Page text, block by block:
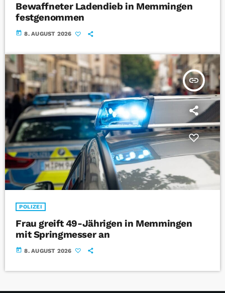
Bewaffneter Ladendieb in Memmingen
festgenommen
today 8. AUGUST 2026
insert_link
POLIZEI
Frau greift 49-Jährigen in Memmingen
mit Springmesser an
today 8. AUGUST 2026